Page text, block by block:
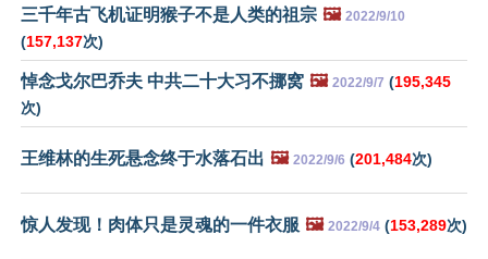
三千年古飞机证明猴子不是人类的祖宗 🖼️ 2022/9/10
(157,137次)
悼念戈尔巴乔夫 中共二十大习不挪窝 🖼️ 2022/9/7 (195,345
次)
王维林的生死悬念终于水落石出 🖼️ 2022/9/6 (201,484次)
惊人发现！肉体只是灵魂的一件衣服 🖼️ 2022/9/4 (153,289次)